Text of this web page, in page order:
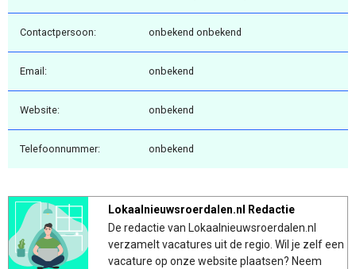
Contactpersoon: onbekend onbekend
Email: onbekend
Website: onbekend
Telefoonnummer: onbekend
Lokaalnieuwsroerdalen.nl Redactie
De redactie van Lokaalnieuwsroerdalen.nl
verzamelt vacatures uit de regio. Wil je zelf een
vacature op onze website plaatsen? Neem